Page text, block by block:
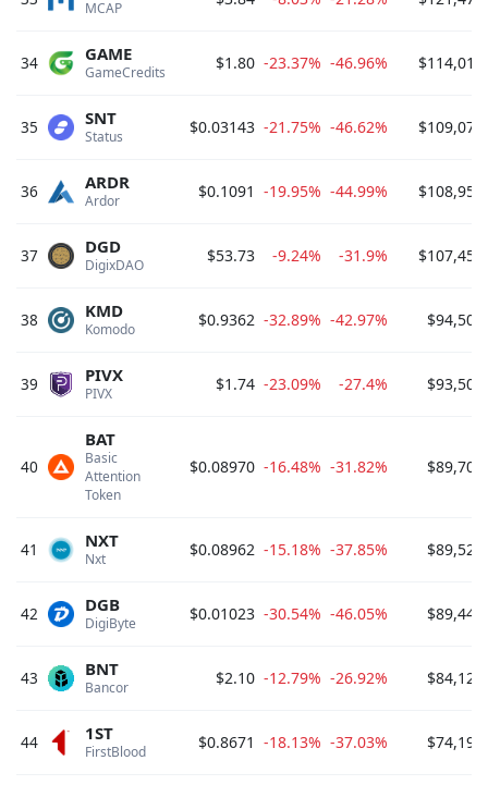
MCAP
34 GameCredits
GAME $1.80 -23.37% -46.96%
35 Status
SNT $0.03143 -21.75% -46.62%
36 Ardor
ARDR $0.1091 -19.95% -44.99%
37 DigixDAO
DGD $53.73 -9.24% -31.9%
38 Komodo
KMD $0.9362 -32.89% -42.97%
39 PIVX
PIVX $1.74 -23.09% -27.4%
40
Basic
Attention
Token
BAT
$0.08970 -16.48% -31.82%
41 Nxt
NXT $0.08962 -15.18% -37.85%
42 DigiByte
DGB $0.01023 -30.54% -46.05%
43 Bancor
BNT $2.10 -12.79% -26.92%
44 FirstBlood
1ST $0.8671 -18.13% -37.03%